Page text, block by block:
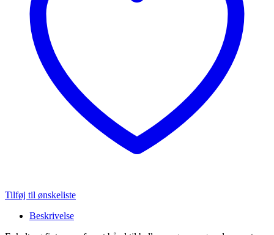
Tilføj til ønskeliste
Beskrivelse